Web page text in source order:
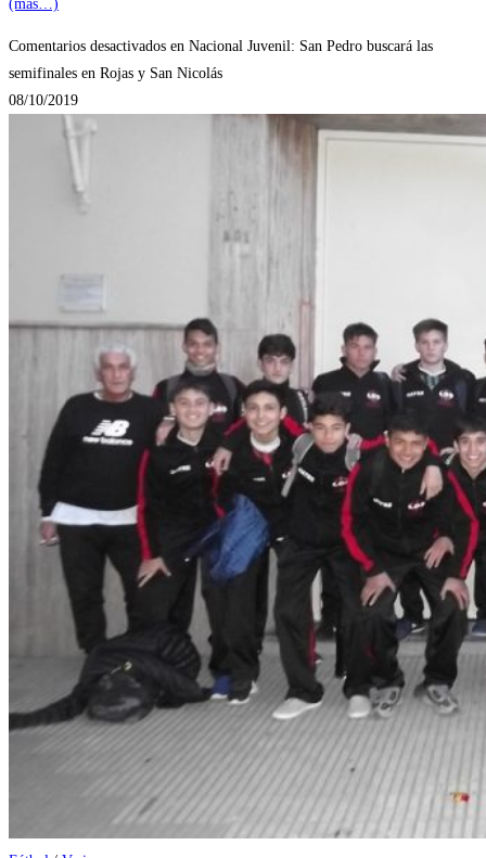
(más…)
Comentarios desactivados en Nacional Juvenil: San Pedro buscará las
semifinales en Rojas y San Nicolás
08/10/2019